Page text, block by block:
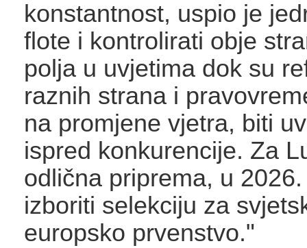
konstantnost, uspio je
flote i kontrolirati obje
polja u uvjetima dok su
raznih strana i
na promjene vjetra, biti
ispred konkurencije. Za
odlična priprema, u
izboriti selekciju za
europsko prvenstvo."